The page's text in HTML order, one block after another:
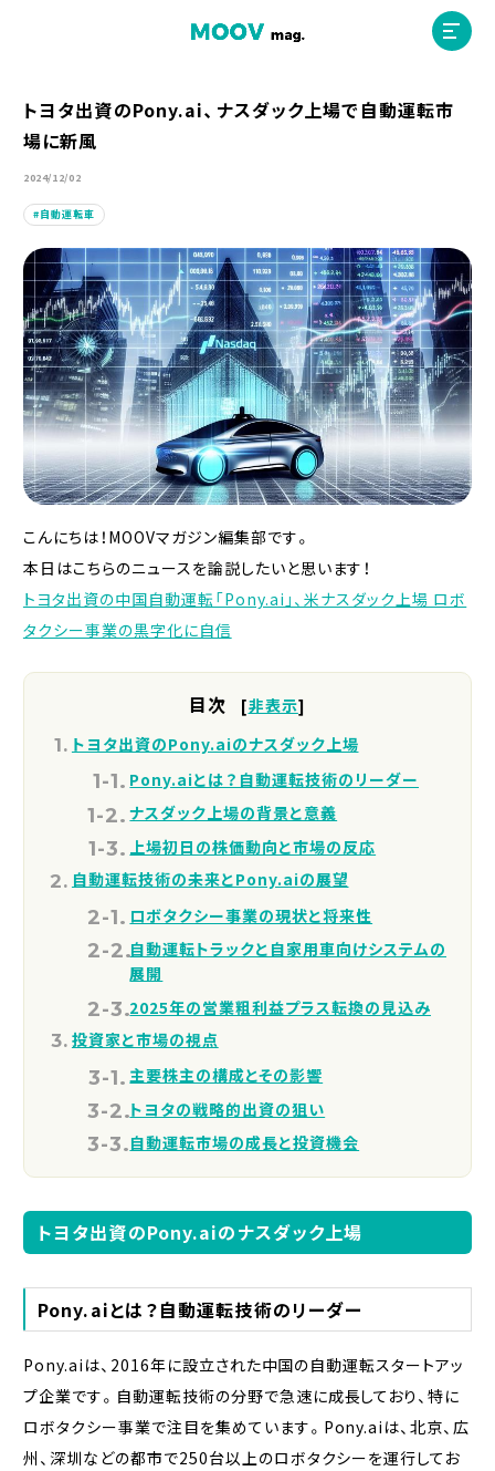
ホーム
MOOVマガジン利用規約
お問合せ
人材募集 （ライター、配車スタッフ、デザイナー）
トヨタ出資のPony.ai、ナスダック上場で自動運転市
場に新風
2024/12/02
自動運転車
こんにちは！MOOVマガジン編集部です。
本日はこちらのニュースを論説したいと思います！
トヨタ出資の中国自動運転「Pony.ai」、米ナスダック上場 ロボ
タクシー事業の黒字化に自信
目次 [非表示]
トヨタ出資のPony.aiのナスダック上場
Pony.aiとは？自動運転技術のリーダー
ナスダック上場の背景と意義
上場初日の株価動向と市場の反応
自動運転技術の未来とPony.aiの展望
ロボタクシー事業の現状と将来性
自動運転トラックと自家用車向けシステムの
展開
2025年の営業粗利益プラス転換の見込み
投資家と市場の視点
主要株主の構成とその影響
トヨタの戦略的出資の狙い
自動運転市場の成長と投資機会
トヨタ出資のPony.aiのナスダック上場
Pony.aiとは？自動運転技術のリーダー
Pony.aiは、2016年に設立された中国の自動運転スタートアッ
プ企業です。自動運転技術の分野で急速に成長しており、特に
ロボタクシー事業で注目を集めています。Pony.aiは、北京、広
州、深圳などの都市で250台以上のロボタクシーを運行してお